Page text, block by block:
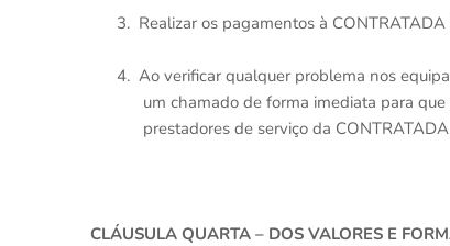
3. Realizar os pagamentos à
4. Ao verificar qualquer problema nos
um chamado de forma imediata para
prestadores de serviço da
CLÁUSULA QUARTA – DOS VALORES E